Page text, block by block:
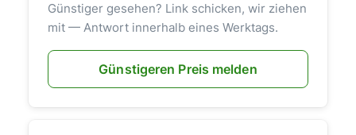
Günstiger gesehen? Link schicken, wir ziehen
mit — Antwort innerhalb eines Werktags.
Günstigeren Preis melden